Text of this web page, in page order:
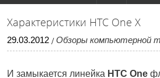
Характеристики HTC One X
29.03.2012 / Обзоры компьютерной
И замыкается линейка HTC One